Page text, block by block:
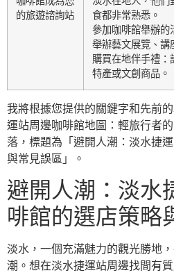
的旅遊諮詢站
食都非常熟悉。
參加咖啡館舉辦的
舉辦藝文展覽、講
購買在地伴手禮：
特產或文創商品。
我將根據您提供的關鍵字和先前
運站周邊咖啡館地圖：輕旅行者
落，標題為「避開人潮：淡水捷
與常見誤區」。
避開人潮：淡水
啡館的選店策略
淡水，一個充滿魅力的觀光勝地
潮。想在淡水捷運站周邊找間有